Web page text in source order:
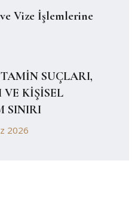
Vize İşlemlerine
SUÇLARI,
KİŞİSEL
SINIRI
2026